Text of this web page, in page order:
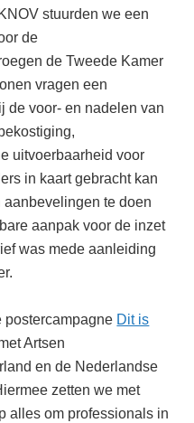
stuurden we een
de
de Tweede Kamer
vragen een
de voor- en nadelen van
uitvoerbaarheid voor
in kaart gebracht kan
te doen
aanpak voor de inzet
was mede aanleiding
postercampagne Dit is
Artsen
en de Nederlandse
zetten we met
alles om professionals in